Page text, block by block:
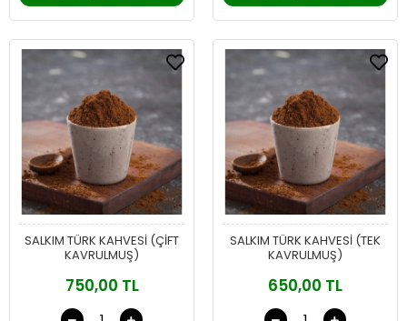
SALKIM TÜRK KAHVESİ (ÇİFT
KAVRULMUŞ)
750,00 TL
SALKIM TÜRK KAHVESİ (TEK
KAVRULMUŞ)
650,00 TL